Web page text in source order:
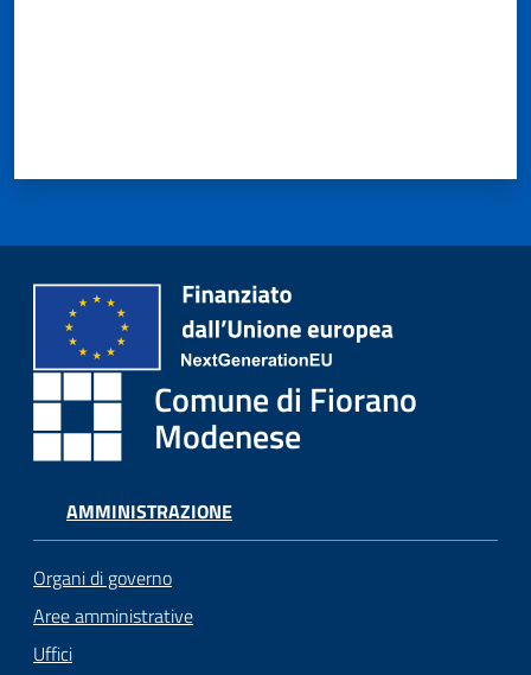
Comune di Fiorano
Modenese
AMMINISTRAZIONE
Organi di governo
Aree amministrative
Uffici